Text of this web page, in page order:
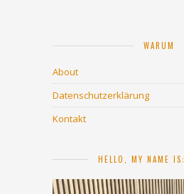
WARUM
About
Datenschutzerklärung
Kontakt
HELLO, MY NAME